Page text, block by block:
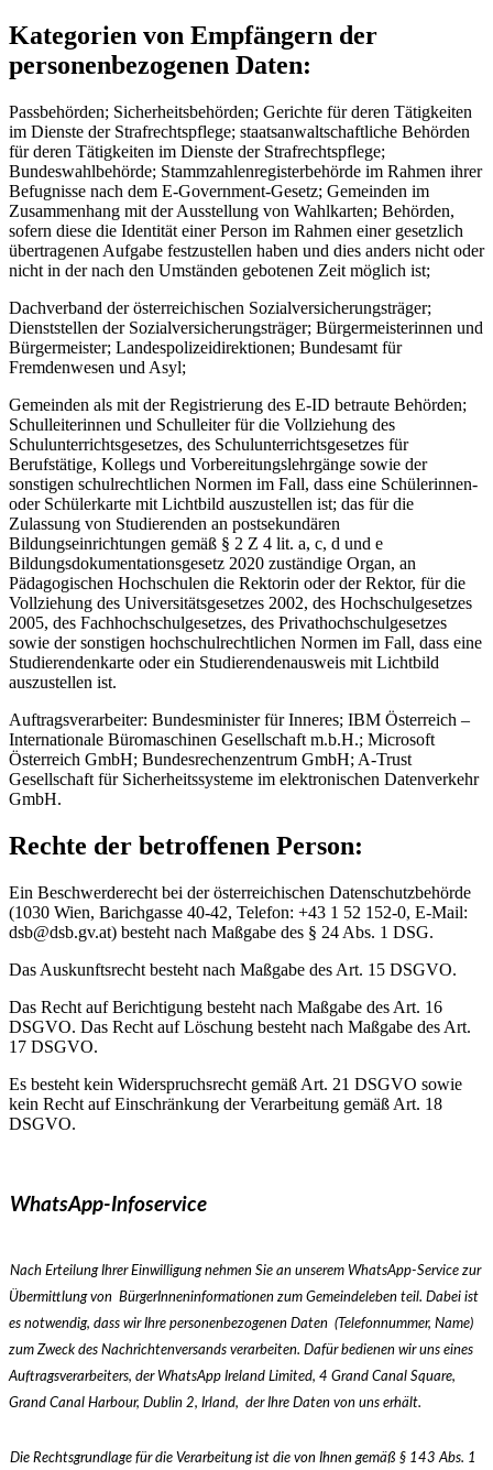
Kategorien von Empfängern der
personenbezogenen Daten:
Passbehörden; Sicherheitsbehörden; Gerichte für deren Tätigkeiten
im Dienste der Strafrechtspflege; staatsanwaltschaftliche Behörden
für deren Tätigkeiten im Dienste der Strafrechtspflege;
Bundeswahlbehörde; Stammzahlenregisterbehörde im Rahmen ihrer
Befugnisse nach dem E-Government-Gesetz; Gemeinden im
Zusammenhang mit der Ausstellung von Wahlkarten; Behörden,
sofern diese die Identität einer Person im Rahmen einer gesetzlich
übertragenen Aufgabe festzustellen haben und dies anders nicht oder
nicht in der nach den Umständen gebotenen Zeit möglich ist;
Dachverband der österreichischen Sozialversicherungsträger;
Dienststellen der Sozialversicherungsträger; Bürgermeisterinnen und
Bürgermeister; Landespolizeidirektionen; Bundesamt für
Fremdenwesen und Asyl;
Gemeinden als mit der Registrierung des E-ID betraute Behörden;
Schulleiterinnen und Schulleiter für die Vollziehung des
Schulunterrichtsgesetzes, des Schulunterrichtsgesetzes für
Berufstätige, Kollegs und Vorbereitungslehrgänge sowie der
sonstigen schulrechtlichen Normen im Fall, dass eine Schülerinnen-
oder Schülerkarte mit Lichtbild auszustellen ist; das für die
Zulassung von Studierenden an postsekundären
Bildungseinrichtungen gemäß § 2 Z 4 lit. a, c, d und e
Bildungsdokumentationsgesetz 2020 zuständige Organ, an
Pädagogischen Hochschulen die Rektorin oder der Rektor, für die
Vollziehung des Universitätsgesetzes 2002, des Hochschulgesetzes
2005, des Fachhochschulgesetzes, des Privathochschulgesetzes
sowie der sonstigen hochschulrechtlichen Normen im Fall, dass eine
Studierendenkarte oder ein Studierendenausweis mit Lichtbild
auszustellen ist.
Auftragsverarbeiter: Bundesminister für Inneres; IBM Österreich –
Internationale Büromaschinen Gesellschaft m.b.H.; Microsoft
Österreich GmbH; Bundesrechenzentrum GmbH; A-Trust
Gesellschaft für Sicherheitssysteme im elektronischen Datenverkehr
GmbH.
Rechte der betroffenen Person:
Ein Beschwerderecht bei der österreichischen Datenschutzbehörde
(1030 Wien, Barichgasse 40-42, Telefon: +43 1 52 152-0, E-Mail:
dsb@dsb.gv.at) besteht nach Maßgabe des § 24 Abs. 1 DSG.
Das Auskunftsrecht besteht nach Maßgabe des Art. 15 DSGVO.
Das Recht auf Berichtigung besteht nach Maßgabe des Art. 16
DSGVO. Das Recht auf Löschung besteht nach Maßgabe des Art.
17 DSGVO.
Es besteht kein Widerspruchsrecht gemäß Art. 21 DSGVO sowie
kein Recht auf Einschränkung der Verarbeitung gemäß Art. 18
DSGVO.
WhatsApp-Infoservice
Nach Erteilung Ihrer Einwilligung nehmen Sie an unserem WhatsApp-Service zur
Übermittlung von BürgerInneninformationen zum Gemeindeleben teil. Dabei ist
es notwendig, dass wir Ihre personenbezogenen Daten (Telefonnummer, Name)
zum Zweck des Nachrichtenversands verarbeiten. Dafür bedienen wir uns eines
Auftragsverarbeiters, der WhatsApp Ireland Limited, 4 Grand Canal Square,
Grand Canal Harbour, Dublin 2, Irland, der Ihre Daten von uns erhält.
Die Rechtsgrundlage für die Verarbeitung ist die von Ihnen gemäß § 143 Abs. 1